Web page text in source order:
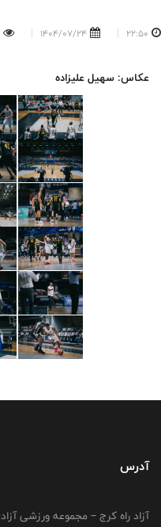
22:50
1404/07/24
عکاس: سهیل علیزاده
آدرس
آزاد راه کرج – مجموعه ورزشی